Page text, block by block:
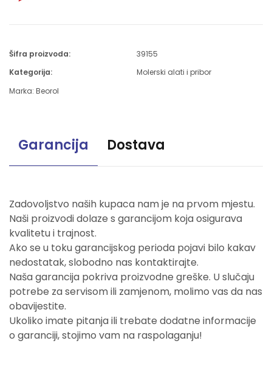
Šifra proizvoda:
39155
Kategorija:
Molerski alati i pribor
Marka: Beorol
Garancija Dostava
Zadovoljstvo naših kupaca nam je na prvom mjestu.
Naši proizvodi dolaze s garancijom koja osigurava
kvalitetu i trajnost.
Ako se u toku garancijskog perioda pojavi bilo kakav
nedostatak, slobodno nas kontaktirajte.
Naša garancija pokriva proizvodne greške. U slučaju
potrebe za servisom ili zamjenom, molimo vas da nas
obavijestite.
Ukoliko imate pitanja ili trebate dodatne informacije
o garanciji, stojimo vam na raspolaganju!